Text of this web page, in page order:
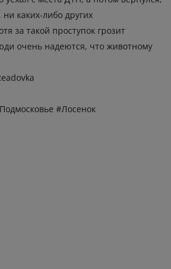
каких-либо других
за такой проступок грозит
очень надеются, что животному
#Лосенок